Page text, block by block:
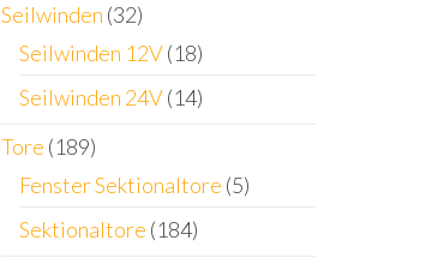
Seilwinden (32)
Seilwinden 12V (18)
Seilwinden 24V (14)
Tore (189)
Fenster Sektionaltore (5)
Sektionaltore (184)